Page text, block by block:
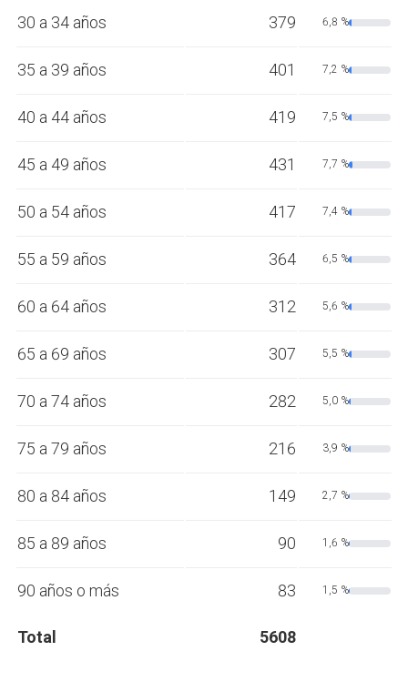
30 a 34 años 379 6,8 %
35 a 39 años 401 7,2 %
40 a 44 años 419 7,5 %
45 a 49 años 431 7,7 %
50 a 54 años 417 7,4 %
55 a 59 años 364 6,5 %
60 a 64 años 312 5,6 %
65 a 69 años 307 5,5 %
70 a 74 años 282 5,0 %
75 a 79 años 216 3,9 %
80 a 84 años 149 2,7 %
85 a 89 años 90 1,6 %
90 años o más 83 1,5 %
Total 5608